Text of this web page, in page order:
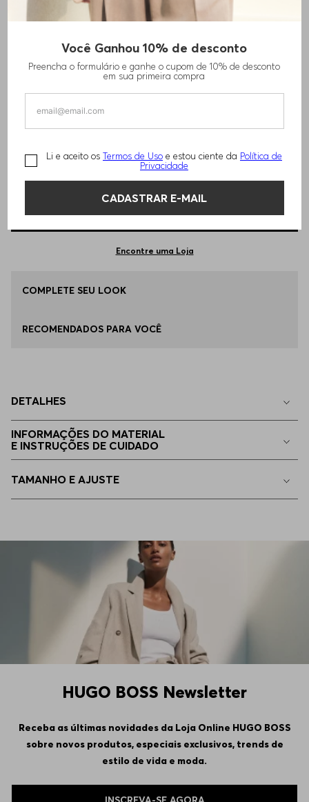
Você Ganhou 10% de desconto
Preencha o formulário e ganhe o cupom de 10% de desconto
em sua primeira compra
Li e aceito os Termos de Uso e estou ciente da Política de
Privacidade
CADASTRAR E-MAIL
SHORTS EM TERRY DE ALGODÃO COM FITA
TAMANHO - Informações do Tamanho
Qual o seu Tamanho? Tabela de Tamanhos
P - S
M - M
ADICIONAR AO CARRINHO
Encontre uma Loja
COMPLETE SEU LOOK
RECOMENDADOS PARA VOCÊ
DETALHES
INFORMAÇÕES DO MATERIAL
E INSTRUÇÕES DE CUIDADO
TAMANHO E AJUSTE
HUGO BOSS Newsletter
Receba as últimas novidades da Loja Online HUGO BOSS
sobre novos produtos, especiais exclusivos, trends de
estilo de vida e moda.